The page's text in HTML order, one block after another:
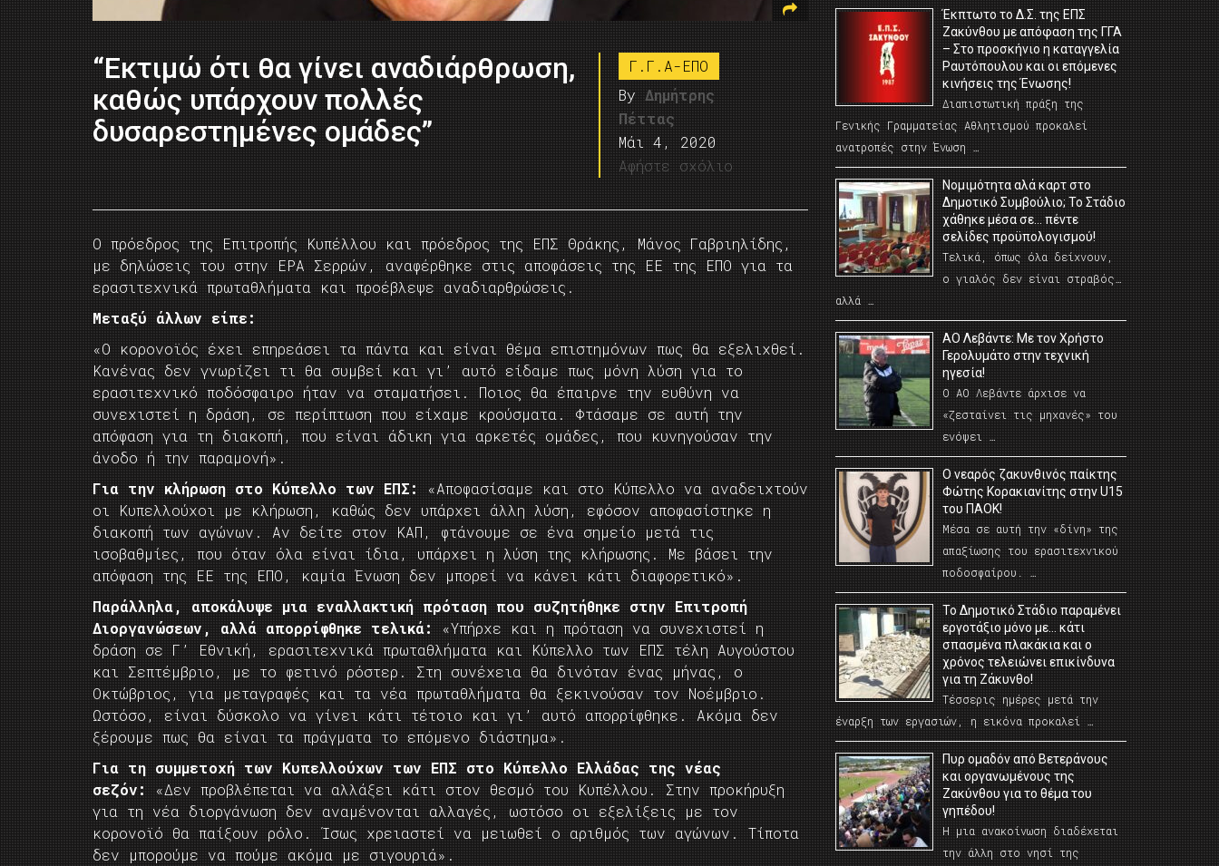
“Εκτιμώ ότι θα γίνει αναδιάρθρωση,
καθώς υπάρχουν πολλές
δυσαρεστημένες ομάδες”
Γ.Γ.Α-ΕΠΟ
By Δημήτρης
Πέττας
Μάι 4, 2020
Αφήστε σχόλιο
Ο πρόεδρος της Επιτροπής Κυπέλλου και πρόεδρος της ΕΠΣ Θράκης, Μάνος Γαβριηλίδης,
με δηλώσεις του στην ΕΡΑ Σερρών, αναφέρθηκε στις αποφάσεις της ΕΕ της ΕΠΟ για τα
ερασιτεχνικά πρωταθλήματα και προέβλεψε αναδιαρθρώσεις.
Μεταξύ άλλων είπε:
«Ο κορονοϊός έχει επηρεάσει τα πάντα και είναι θέμα επιστημόνων πως θα εξελιχθεί.
Κανένας δεν γνωρίζει τι θα συμβεί και γι’ αυτό είδαμε πως μόνη λύση για το
ερασιτεχνικό ποδόσφαιρο ήταν να σταματήσει. Ποιος θα έπαιρνε την ευθύνη να
συνεχιστεί η δράση, σε περίπτωση που είχαμε κρούσματα. Φτάσαμε σε αυτή την
απόφαση για τη διακοπή, που είναι άδικη για αρκετές ομάδες, που κυνηγούσαν την
άνοδο ή την παραμονή».
Για την κλήρωση στο Κύπελλο των ΕΠΣ:
«Αποφασίσαμε και στο Κύπελλο να αναδειχτούν
οι Κυπελλούχοι με κλήρωση, καθώς δεν υπάρχει άλλη λύση, εφόσον αποφασίστηκε η
διακοπή των αγώνων. Αν δείτε στον ΚΑΠ, φτάνουμε σε ένα σημείο μετά τις
ισοβαθμίες, που όταν όλα είναι ίδια, υπάρχει η λύση της κλήρωσης. Με βάσει την
απόφαση της ΕΕ της ΕΠΟ, καμία Ένωση δεν μπορεί να κάνει κάτι διαφορετικό».
Παράλληλα, αποκάλυψε μια εναλλακτική πρόταση που συζητήθηκε στην Επιτροπή
Διοργανώσεων, αλλά απορρίφθηκε τελικά:
«Υπήρχε και η πρόταση να συνεχιστεί η
δράση σε Γ’ Εθνική, ερασιτεχνικά πρωταθλήματα και Κύπελλο των ΕΠΣ τέλη Αυγούστου
και Σεπτέμβριο, με το φετινό ρόστερ. Στη συνέχεια θα δινόταν ένας μήνας, ο
Οκτώβριος, για μεταγραφές και τα νέα πρωταθλήματα θα ξεκινούσαν τον Νοέμβριο.
Ωστόσο, είναι δύσκολο να γίνει κάτι τέτοιο και γι’ αυτό απορρίφθηκε. Ακόμα δεν
ξέρουμε πως θα είναι τα πράγματα το επόμενο διάστημα».
Για τη συμμετοχή των Κυπελλούχων των ΕΠΣ στο Κύπελλο Ελλάδας της νέας
σεζόν:
«Δεν προβλέπεται να αλλάξει κάτι στον θεσμό του Κυπέλλου. Στην προκήρυξη
για τη νέα διοργάνωση δεν αναμένονται αλλαγές, ωστόσο οι εξελίξεις με τον
κορονοϊό θα παίξουν ρόλο. Ίσως χρειαστεί να μειωθεί ο αριθμός των αγώνων. Τίποτα
δεν μπορούμε να πούμε ακόμα με σιγουριά».
Έκπτωτο το Δ.Σ. της ΕΠΣ
Ζακύνθου με απόφαση της ΓΓΑ
– Στο προσκήνιο η καταγγελία
Ραυτόπουλου και οι επόμενες
κινήσεις της Ένωσης!
Διαπιστωτική πράξη της
Γενικής Γραμματείας Αθλητισμού προκαλεί
ανατροπές στην Ένωση …
Νομιμότητα αλά καρτ στο
Δημοτικό Συμβούλιο; Το Στάδιο
χάθηκε μέσα σε… πέντε
σελίδες προϋπολογισμού!
Τελικά, όπως όλα δείχνουν,
ο γιαλός δεν είναι στραβός…
αλλά …
ΑΟ Λεβάντε: Με τον Χρήστο
Γερολυμάτο στην τεχνική
ηγεσία!
Ο ΑΟ Λεβάντε άρχισε να
«ζεσταίνει τις μηχανές» του
ενόψει …
O νεαρός ζακυνθινός παίκτης
Φώτης Κορακιανίτης στην U15
του ΠΑΟΚ!
Μέσα σε αυτή την «δίνη» της
απαξίωσης του ερασιτεχνικού
ποδοσφαίρου. …
Το Δημοτικό Στάδιο παραμένει
εργοτάξιο μόνο με… κάτι
σπασμένα πλακάκια και ο
χρόνος τελειώνει επικίνδυνα
για τη Ζάκυνθο!
Τέσσερις ημέρες μετά την
έναρξη των εργασιών, η εικόνα προκαλεί …
Πυρ ομαδόν από Βετεράνους
και οργανωμένους της
Ζακύνθου για το θέμα του
γηπέδου!
Η μια ανακοίνωση διαδέχεται
την άλλη στο νησί της